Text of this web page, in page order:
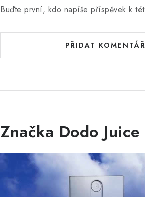
Buďte první, kdo napíše příspěvek k
PŘIDAT KOMENTÁŘ
Značka Dodo Juice